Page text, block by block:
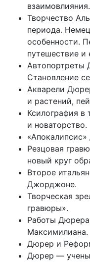
взаимовлияния.
Творчество
периода.
особенности.
путешествие и
Автопортреты
Становление
Акварели
и растений,
Ксилография в
и новаторство.
Резцовая
новый круг
Второе
Джорджоне.
Творческая
гравюры».
Работы
Максимилиана.
Дюрер и
Дюрер —